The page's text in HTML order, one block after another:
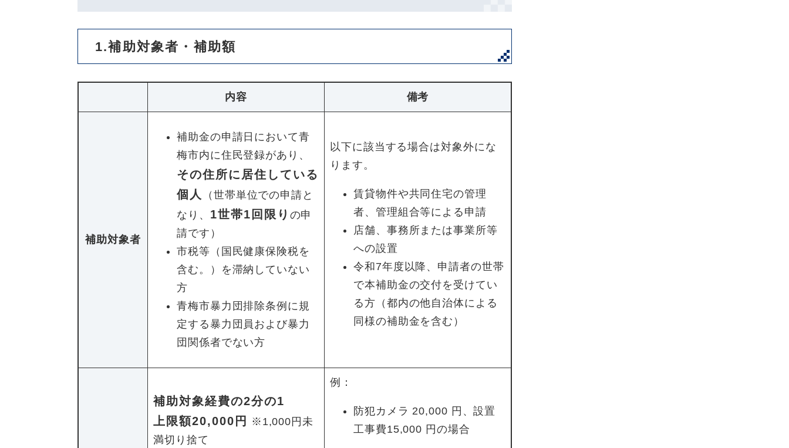
1.補助対象者・補助額
内容 備考
補助対象者
補助金の申請日において青
梅市内に住民登録があり、
その住所に居住している
個人
（世帯単位での申請と
なり、 1世帯1回限り の申
請です）
市税等（国民健康保険税を
含む。）を滞納していない
方
青梅市暴力団排除条例に規
定する暴力団員および暴力
団関係者でない方
以下に該当する場合は対象外にな
ります。
賃貸物件や共同住宅の管理
者、管理組合等による申請
店舗、事務所または事業所等
への設置
令和7年度以降、申請者の世帯
で本補助金の交付を受けてい
る方（都内の他自治体による
同様の補助金を含む）
補助対象経費の2分の1
上限額20,000円
※1,000円未
満切り捨て​
例：
防犯カメラ 20,000 円、設置
工事費15,000 円の場合